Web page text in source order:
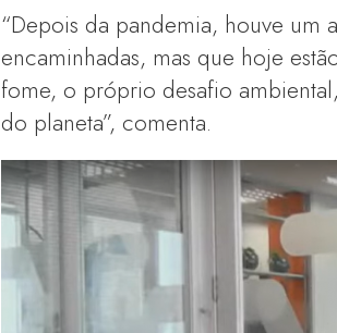
“Depois da pandemia, houve um
encaminhadas, mas que hoje
fome, o próprio desafio
do planeta”, comenta.